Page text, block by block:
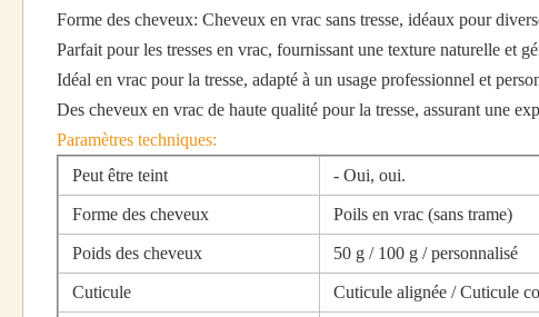
Forme des cheveux: Cheveux en vrac sans tresse, idéaux pour
Parfait pour les tresses en vrac, fournissant une texture naturelle et
Idéal en vrac pour la tresse, adapté à un usage professionnel et
Des cheveux en vrac de haute qualité pour la tresse, assurant une
Paramètres techniques:
Peut être teint
- Oui, oui.
Forme des cheveux Poils en vrac (sans trame)
Poids des cheveux 50 g / 100 g / personnalisé
Cuticule Cuticule alignée / Cuticule